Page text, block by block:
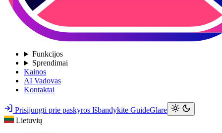
Funkcijos
Sprendimai
Kainos
AI Vadovas
Kontaktai
Prisijungti prie paskyros Išbandykite GuideGlare
Lietuvių